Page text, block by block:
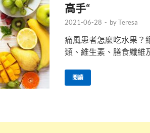
高手“
2021-06-28 - byTeresa
痛風患者怎麼吃水果？
類、維生素、膳食纖維
閱讀